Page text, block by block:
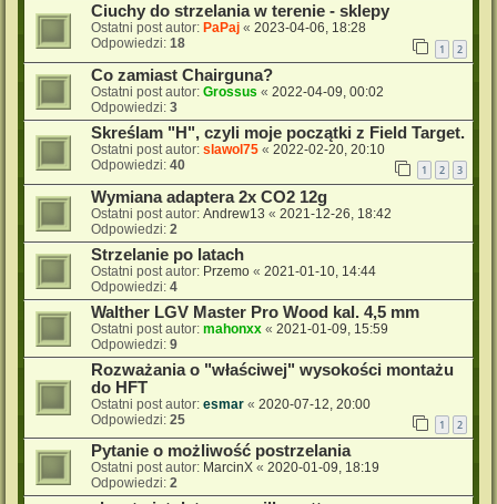
Ciuchy do strzelania w terenie - sklepy
Ostatni post autor: PaPaj « 2023-04-06, 18:28
Odpowiedzi: 18 1 2
Co zamiast Chairguna?
Ostatni post autor: Grossus « 2022-04-09, 00:02
Odpowiedzi: 3
Skreślam "H", czyli moje początki z Field Target.
Ostatni post autor: slawol75 « 2022-02-20, 20:10
Odpowiedzi: 40 1 2 3
Wymiana adaptera 2x CO2 12g
Ostatni post autor: Andrew13 « 2021-12-26, 18:42
Odpowiedzi: 2
Strzelanie po latach
Ostatni post autor: Przemo « 2021-01-10, 14:44
Odpowiedzi: 4
Walther LGV Master Pro Wood kal. 4,5 mm
Ostatni post autor: mahonxx « 2021-01-09, 15:59
Odpowiedzi: 9
Rozważania o "właściwej" wysokości montażu
do HFT
Ostatni post autor: esmar « 2020-07-12, 20:00
Odpowiedzi: 25 1 2
Pytanie o możliwość postrzelania
Ostatni post autor: MarcinX « 2020-01-09, 18:19
Odpowiedzi: 2